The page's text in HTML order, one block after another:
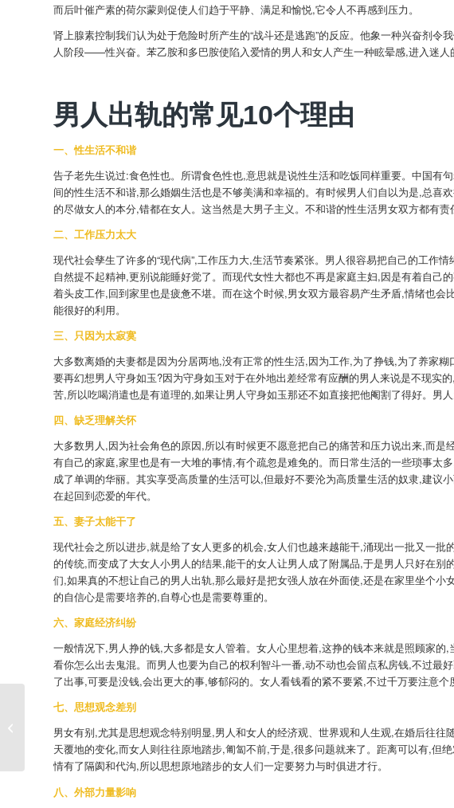
而后叶催产素的荷尔蒙则促使人们趋于平静、满足和愉悦,它令人不再感到压力。
肾上腺素控制我们认为处于危险时所产生的“战斗还是逃跑”的反应。他象一种兴奋剂令
人阶段——性兴奋。苯乙胺和多巴胺使陷入爱情的男人和女人产生一种眩晕感,进入迷人
男人出轨的常见10个理由
一、性生活不和谐
告子老先生说过:食色性也。所谓食色性也,意思就是说性生活和吃饭同样重要。中国有
间的性生活不和谐,那么婚姻生活也是不够美满和幸福的。有时候男人们自以为是,总喜
的尽做女人的本分,错都在女人。这当然是大男子主义。不和谐的性生活男女双方都有
二、工作压力太大
现代社会孳生了许多的“现代病”,工作压力大,生活节奏紧张。男人很容易把自己的工作
自然提不起精神,更别说能睡好觉了。而现代女性大都也不再是家庭主妇,因是有着自己
着头皮工作,回到家里也是疲惫不堪。而在这个时候,男女双方最容易产生矛盾,情绪也
能很好的利用。
三、只因为太寂寞
大多数离婚的夫妻都是因为分居两地,没有正常的性生活,因为工作,为了挣钱,为了养家
要再幻想男人守身如玉?因为守身如玉对于在外地出差经常有应酬的男人来说是不现实
苦,所以吃喝消遣也是有道理的,如果让男人守身如玉那还不如直接把他阉割了得好。男
四、缺乏理解关怀
大多数男人,因为社会角色的原因,所以有时候更不愿意把自己的痛苦和压力说出来,而
有自己的家庭,家里也是有一大堆的事情,有个疏忽是难免的。而日常生活的一些琐事太
成了单调的华丽。其实享受高质量的生活可以,但最好不要沦为高质量生活的奴隶,建议
在起回到恋爱的年代。
五、妻子太能干了
现代社会之所以进步,就是给了女人更多的机会,女人们也越来越能干,涌现出一批又一
的传统,而变成了大女人小男人的结果,能干的女人让男人成了附属品,于是男人只好在别
们,如果真的不想让自己的男人出轨,那么最好是把女强人放在外面使,还是在家里坐个
的自信心是需要培养的,自尊心也是需要尊重的。
六、家庭经济纠纷
一般情况下,男人挣的钱,大多都是女人管着。女人心里想着,这挣的钱本来就是照顾家
看你怎么出去鬼混。而男人也要为自己的权利智斗一番,动不动也会留点私房钱,不过最
了出事,可要是没钱,会出更大的事,够郁闷的。女人看钱看的紧不要紧,不过千万要注意个
七、思想观念差别
男女有别,尤其是思想观念特别明显,男人和女人的经济观、世界观和人生观,在婚后往
天覆地的变化,而女人则往往原地踏步,匍匐不前,于是,很多问题就来了。距离可以有,但
情有了隔阂和代沟,所以思想原地踏步的女人们一定要努力与时俱进才行。
八、外部力量影响
婚后:夫妻婚姻缺少�...